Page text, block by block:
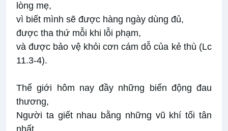
lòng mẹ,
vì biết mình sẽ được hàng ngày dùng đủ,
được tha thứ mỗi khi lỗi phạm,
và được bảo vệ khỏi cơn cám dỗ của kẻ thù (Lc
11.3-4).
Thế giới hôm nay đầy những biến động đau
thương,
Người ta giết nhau bằng những vũ khí tối tân
nhất.